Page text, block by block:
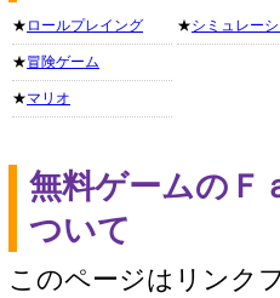
★ ロールプレイング
★冒険ゲーム
★マリオ
★シミュレー
無料ゲームのＦ
ついて
このページはリンク